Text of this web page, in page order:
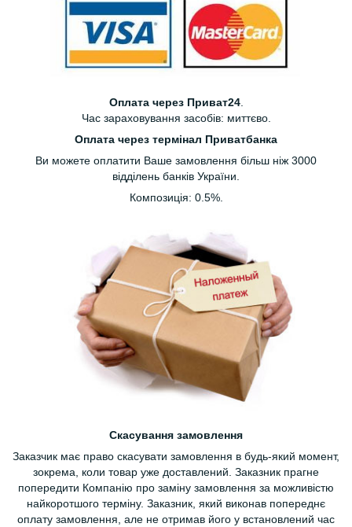
Оплата через Приват24.
Час зараховування засобів: миттєво.
Оплата через термінал Приватбанка
Ви можете оплатити Ваше замовлення більш ніж 3000
відділень банків України.
Композиція: 0.5%.
Скасування замовлення
Заказчик має право скасувати замовлення в будь-який момент,
зокрема, коли товар уже доставлений. Заказник прагне
попередити Компанію про заміну замовлення за можливістю
найкоротшого терміну. Заказник, який виконав попереднє
оплату замовлення, але не отримав його у встановлений час